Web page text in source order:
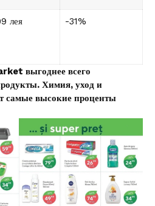
лея -31%
выгоднее всего
Химия, уход и
самые высокие проценты